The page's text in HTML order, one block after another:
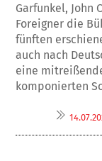
Garfunkel, John
Foreigner die
fünften
auch nach
eine
komponierten